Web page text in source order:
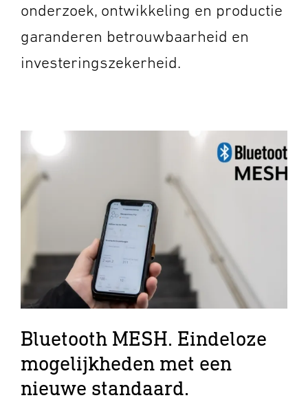
onderzoek, ontwikkeling en productie
garanderen betrouwbaarheid en
investeringszekerheid.
Bluetooth MESH. Eindeloze
mogelijkheden met een
nieuwe standaard.